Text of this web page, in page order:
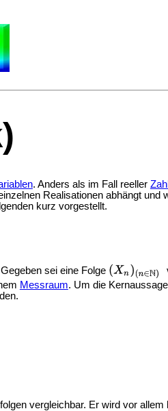
. Anders als im Fall reeller
Realisationen abhängt und
kurz vorgestellt.
sei eine Folge
Messraum. Um die
vergleichbar. Er wird vor allem